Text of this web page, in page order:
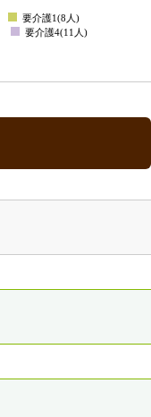
要介護1(8人)
要介護4(11人)